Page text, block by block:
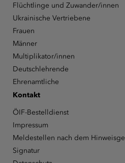
Flüchtlinge und Zuwander/innen
Ukrainische Vertriebene
Frauen
Männer
Multiplikator/innen
Deutschlehrende
Ehrenamtliche
Kontakt
ÖIF-Bestelldienst
Impressum
Meldestellen nach dem
Signatur